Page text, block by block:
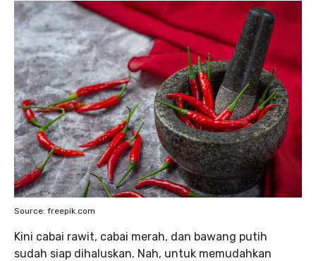
Source: freepik.com
Kini cabai rawit, cabai merah, dan bawang putih
sudah siap dihaluskan. Nah, untuk memudahkan